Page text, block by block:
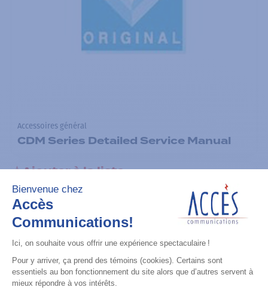
Accessoires général
CDM Series Detailed Service Manual
Ajouter à la liste